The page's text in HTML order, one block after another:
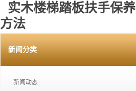
实木楼梯踏板扶手保养
方法
新闻分类
新闻动态